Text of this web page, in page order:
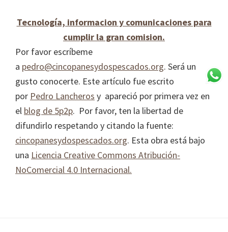
Tecnología, informacion y comunicaciones para
cumplir la gran comision.
Por favor escríbeme
a pedro@cincopanesydospescados.org. Será un
gusto conocerte. Este artículo fue escrito
por Pedro Lancheros y apareció por primera vez en
el blog de 5p2p. Por favor, ten la libertad de
difundirlo respetando y citando la fuente:
cincopanesydospescados.org. Esta obra está bajo
una Licencia Creative Commons Atribución-
NoComercial 4.0 Internacional.